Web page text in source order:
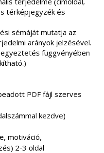
térképjegyzék és
sémáját mutatja az
arányok jelzésével.
függvényében
PDF fájl szerves
kezdve)
motiváció,
2-3 oldal